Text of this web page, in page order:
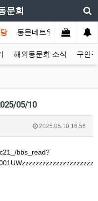
문회
동문네트워크 커뮤니
해외동문회 소식 구인
05/10
2025.05.10 16:56
bbs_read?